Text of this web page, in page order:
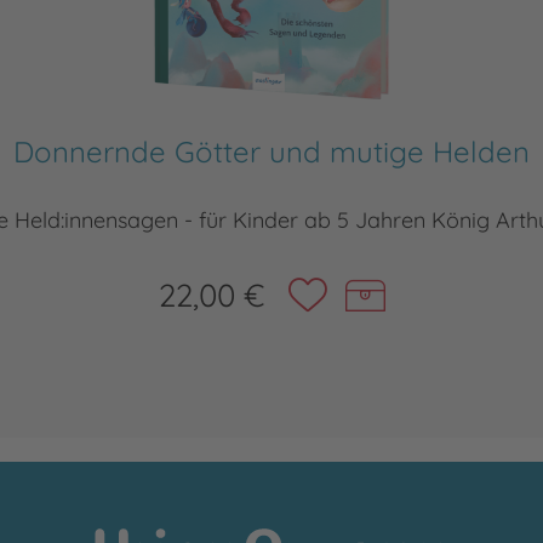
Donnernde Götter und mutige Helden
Held:innensagen - für Kinder ab 5 Jahren König
22,00 €